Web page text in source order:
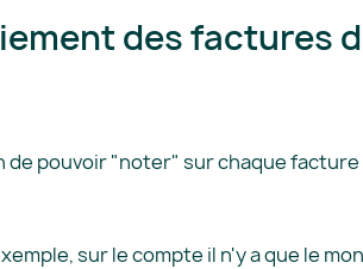
des factures
pouvoir "noter" sur chaque
sur le compte il n'y a que le